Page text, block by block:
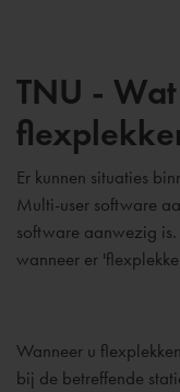
TNU -
Er kunnen situaties
Multi-user software
software aanwezig
wanneer er
Wanneer u
bij de betreffende